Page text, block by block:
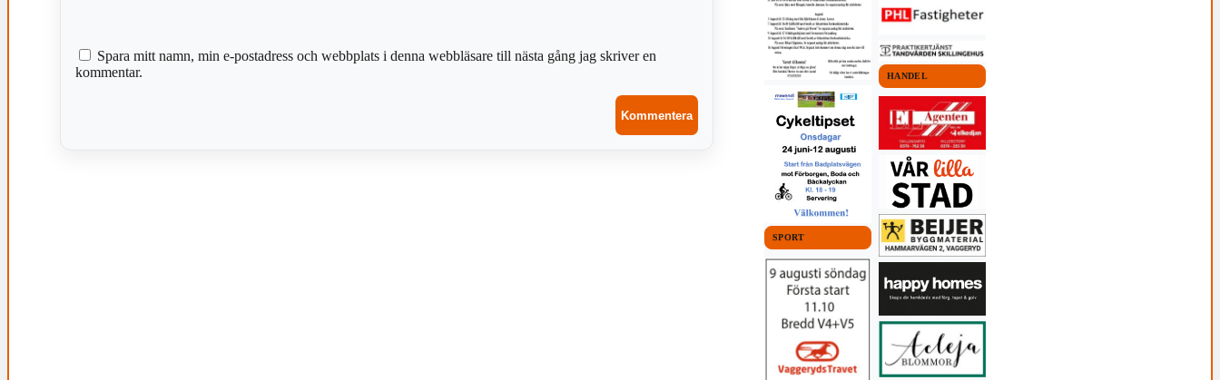
Spara mitt namn, min e-postadress och webbplats i denna webbläsare till nästa gång jag skriver en
kommentar.
SPORT
HANDEL